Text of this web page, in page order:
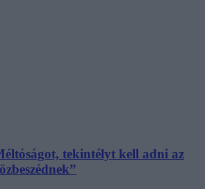
tekintélyt kell adni az